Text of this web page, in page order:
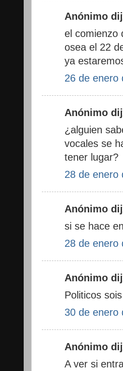
Anónimo
el comienzo
osea el 22
ya
26 de enero
Anónimo
¿alguien
vocales se
tener lugar?
28 de enero
Anónimo
si se hace
28 de enero
Anónimo
Politicos
30 de enero
Anónimo
A ver si